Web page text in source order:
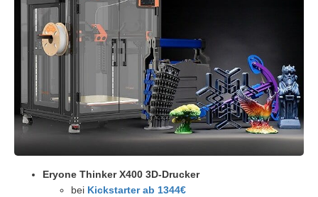
Eryone Thinker X400 3D-Drucker
bei Kickstarter ab 1344€